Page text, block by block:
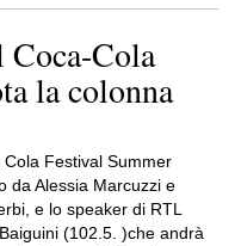
Coca-Cola
la colonna
Cola Festival Summer
da Alessia Marcuzzi e
e lo speaker di RTL
(102.5. )che andrà